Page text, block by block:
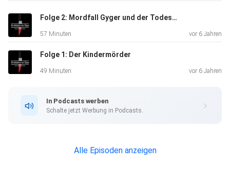
Folge 2: Mordfall Gyger und der Todespfleger
57 Minuten vor 6 Jahren
Folge 1: Der Kindermörder
49 Minuten vor 6 Jahren
In Podcasts werben
Schalte jetzt Werbung in Podcasts.
Alle Episoden anzeigen